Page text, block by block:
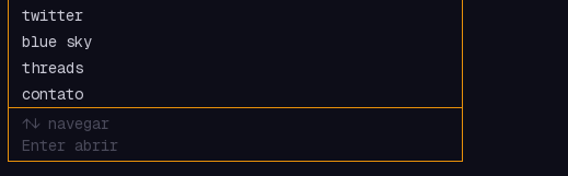
twitter
blue sky
threads
contato
↑↓ navegar
Enter abrir